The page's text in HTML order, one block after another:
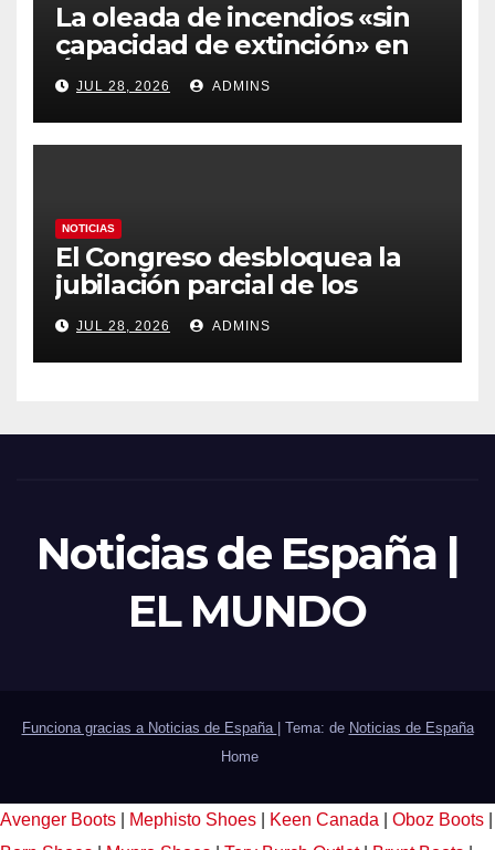
La oleada de incendios «sin
capacidad de extinción» en
Ávila y al oeste de Madrid
obliga a declarar la
emergencia nacional
JUL 28, 2026 ADMINS
NOTICIAS
El Congreso desbloquea la
jubilación parcial de los
trabajadores laborales del
sector público
JUL 28, 2026 ADMINS
Noticias de España |
EL MUNDO
Funciona gracias a Noticias de España Tema: de Noticias de España
Home
Avenger Boots Mephisto Shoes Keen Canada Oboz Boots